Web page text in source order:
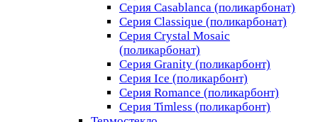
Серия Casablanсa (поликарбонат)
Серия Classique (поликарбонат)
Серия Crystal Mosaic
(поликарбонат)
Серия Granity (поликарбонт)
Серия Ice (поликарбонт)
Серия Romance (поликарбонт)
Серия Timless (поликарбонт)